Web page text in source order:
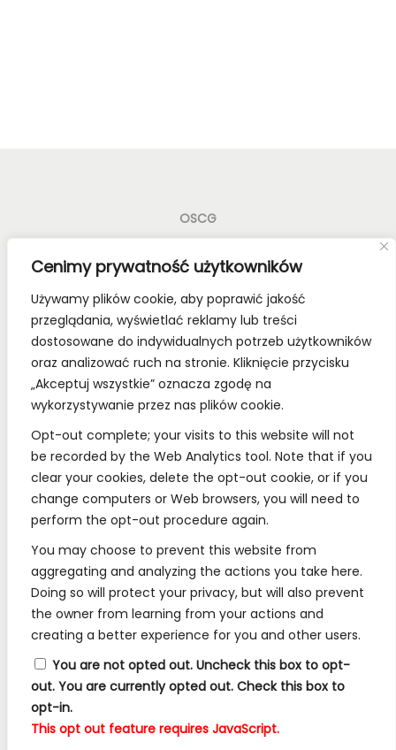
Cenimy prywatność użytkowników
Używamy plików cookie, aby poprawić jakość
przeglądania, wyświetlać reklamy lub treści
dostosowane do indywidualnych potrzeb użytkowników
oraz analizować ruch na stronie. Kliknięcie przycisku
„Akceptuj wszystkie” oznacza zgodę na
wykorzystywanie przez nas plików cookie.
Opt-out complete; your visits to this website will not
be recorded by the Web Analytics tool. Note that if you
clear your cookies, delete the opt-out cookie, or if you
change computers or Web browsers, you will need to
perform the opt-out procedure again.
You may choose to prevent this website from
aggregating and analyzing the actions you take here.
Doing so will protect your privacy, but will also prevent
the owner from learning from your actions and
creating a better experience for you and other users.
You are not opted out. Uncheck this box to opt-
out. You are currently opted out. Check this box to
opt-in.
This opt out feature requires JavaScript.
OSCG
styl życia!
Bądź z nami na bieżąco, dołącz do naszych mediów
społecznościowych.
REGULAMINY:
Regulamin
RODO
Regulamin Konkursów
INFORMACJE:
Wysyłka i Dostawa
Metody Płatności w Naszym Sklepie
Kontakt